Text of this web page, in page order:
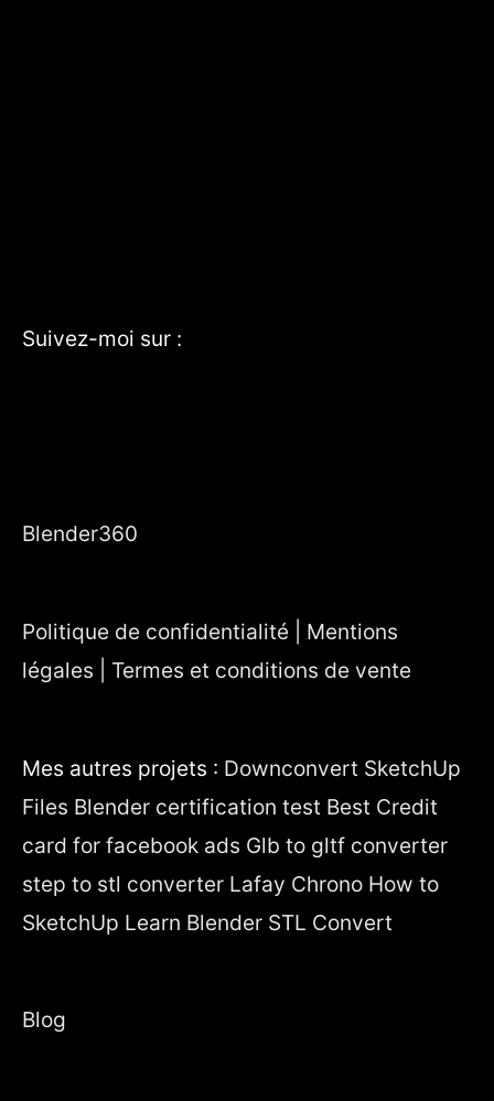
Suivez-moi sur :
Blender360
Politique de confidentialité | Mentions
légales | Termes et conditions de vente
Mes autres projets : Downconvert SketchUp
Files Blender certification test Best Credit
card for facebook ads Glb to gltf converter
step to stl converter Lafay Chrono How to
SketchUp Learn Blender STL Convert
Blog